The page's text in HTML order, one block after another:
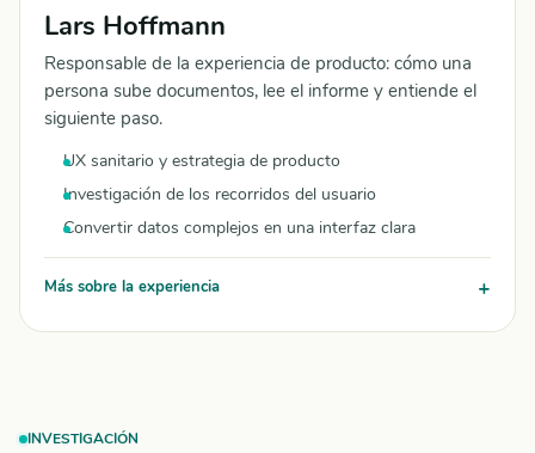
Lars Hoffmann
Responsable de la experiencia de producto: cómo una
persona sube documentos, lee el informe y entiende el
siguiente paso.
UX sanitario y estrategia de producto
Investigación de los recorridos del usuario
Convertir datos complejos en una interfaz clara
Más sobre la experiencia
INVESTIGACIÓN